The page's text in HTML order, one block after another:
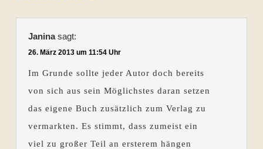
Janina sagt:
26. März 2013 um 11:54 Uhr
Im Grunde sollte jeder Autor doch bereits
von sich aus sein Möglichstes daran setzen
das eigene Buch zusätzlich zum Verlag zu
vermarkten. Es stimmt, dass zumeist ein
viel zu großer Teil an ersterem hängen